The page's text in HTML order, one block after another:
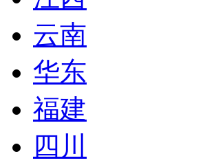
云南
华东
福建
四川